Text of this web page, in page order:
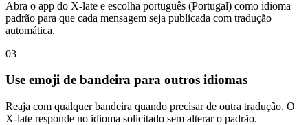
Abra o app do X-late e escolha português (Portugal) como idioma
padrão para que cada mensagem seja publicada com tradução
automática.
03
Use emoji de bandeira para outros idiomas
Reaja com qualquer bandeira quando precisar de outra tradução. O
X-late responde no idioma solicitado sem alterar o padrão.